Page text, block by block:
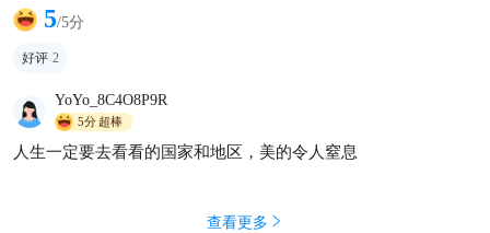
5/5分
好评 2
YoYo_8C4O8P9R
5分超棒
人生一定要去看看的国家和地区，美的令人窒息
查看更多 